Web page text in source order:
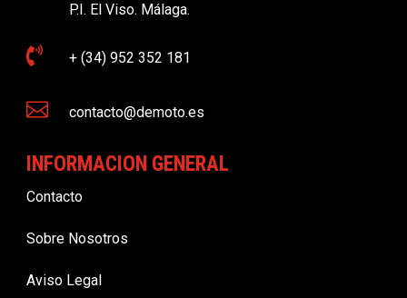
P.I. El Viso. Málaga.
 + (34) 952 352 181
 contacto@demoto.es
INFORMACION GENERAL
Contacto
Sobre Nosotros
Aviso Legal